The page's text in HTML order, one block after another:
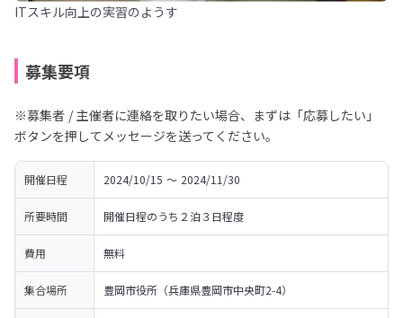
ITスキル向上の実習のようす
募集要項
※募集者 / 主催者に連絡を取りたい場合、まずは「応募したい」
ボタンを押してメッセージを送ってください。
開催日程 2024/10/15 〜 2024/11/30
所要時間 開催日程のうち２泊３日程度
費用 無料
集合場所 豊岡市役所（兵庫県豊岡市中央町2-4）